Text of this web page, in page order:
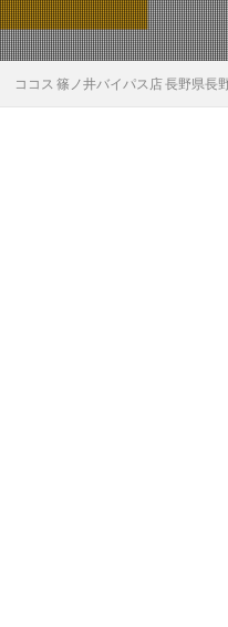
ココス 篠ノ井バイパス店 長野県長
奈良県
和歌山県
広島県
山口県
高知県
福岡県
大分県
宮崎県